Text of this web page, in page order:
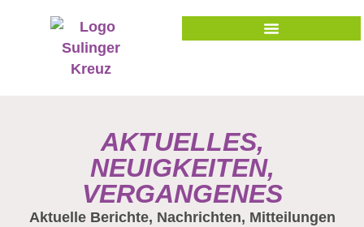
AKTUELLES,
NEUIGKEITEN,
VERGANGENES
Aktuelle Berichte, Nachrichten, Mitteilungen